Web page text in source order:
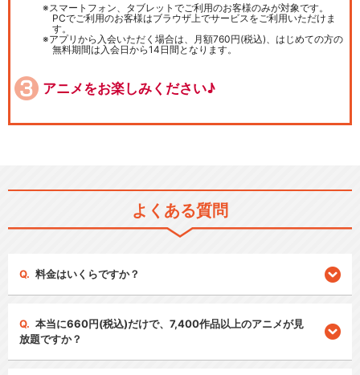
スマートフォン、タブレットでご利用のお客様のみが対象です。
PCでご利用のお客様はブラウザ上でサービスをご利用いただけま
す。
アプリから入会いただく場合は、月額760円(税込)、はじめての方の
無料期間は入会日から14日間となります。
アニメをお楽しみください♪
よくある質問
料金はいくらですか？
本当に660円(税込)だけで、7,400作品以上のアニメが見
放題ですか？